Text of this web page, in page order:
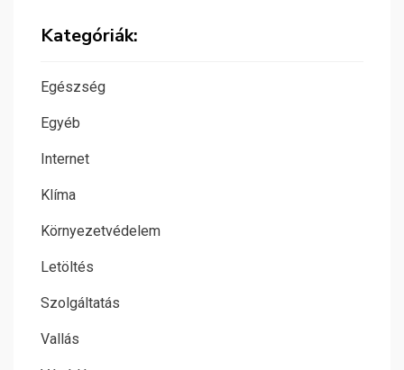
Kategóriák:
Egészség
Egyéb
Internet
Klíma
Környezetvédelem
Letöltés
Szolgáltatás
Vallás